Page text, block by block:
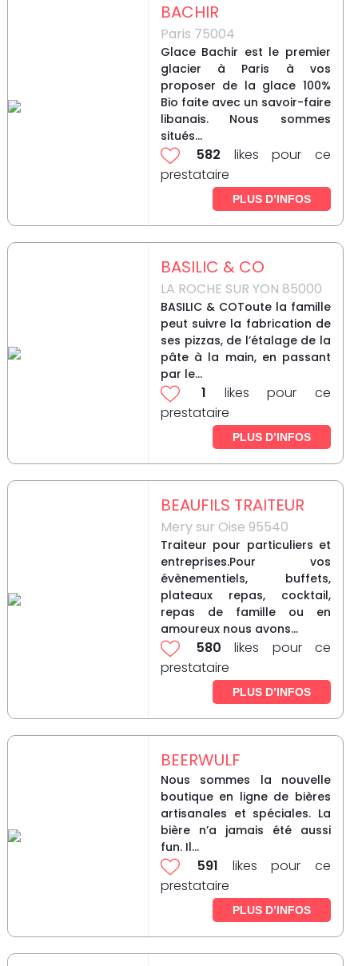
BACHIR
Paris 75004
Glace Bachir est le premier
glacier à Paris à vos
proposer de la glace 100%
Bio faite avec un savoir-faire
libanais. Nous sommes
situés...
582 likes pour ce
prestataire
PLUS D’INFOS
BASILIC & CO
LA ROCHE SUR YON 85000
BASILIC & COToute la famille
peut suivre la fabrication de
ses pizzas, de l’étalage de la
pâte à la main, en passant
par le...
1 likes pour ce
prestataire
PLUS D’INFOS
BEAUFILS TRAITEUR
Mery sur Oise 95540
Traiteur pour particuliers et
entreprises.Pour vos
évènementiels, buffets,
plateaux repas, cocktail,
repas de famille ou en
amoureux nous avons...
580 likes pour ce
prestataire
PLUS D’INFOS
BEERWULF
Nous sommes la nouvelle
boutique en ligne de bières
artisanales et spéciales. La
bière n’a jamais été aussi
fun. Il...
591 likes pour ce
prestataire
PLUS D’INFOS